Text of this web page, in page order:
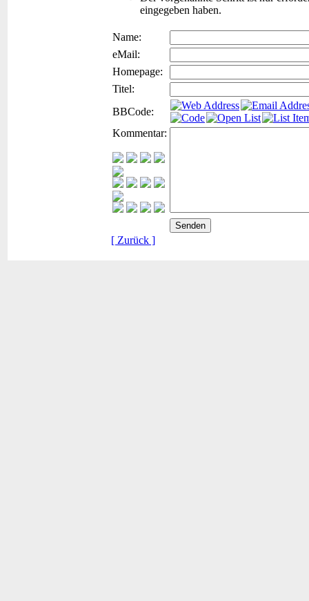
eingegeben haben.
Name:
eMail:
Homepage:
Titel:
BBCode:
Kommentar:
[ Zurück ]